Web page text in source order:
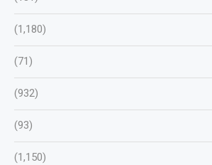
(1,180)
(71)
(932)
(93)
(1,150)